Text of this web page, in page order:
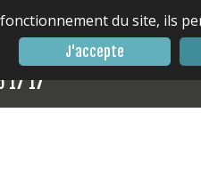
du site, ils
J'accepte
17 17